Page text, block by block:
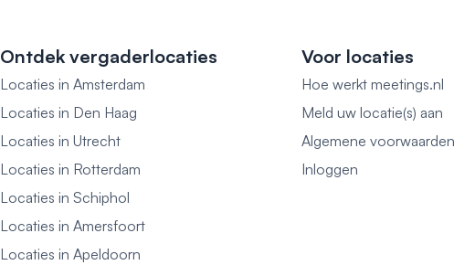
Ontdek vergaderlocaties
Locaties in Amsterdam
Locaties in Den Haag
Locaties in Utrecht
Locaties in Rotterdam
Locaties in Schiphol
Locaties in Amersfoort
Locaties in Apeldoorn
Voor locaties
Hoe werkt meetings.nl
Meld uw locatie(s) aan
Algemene voorwaarden
Inloggen